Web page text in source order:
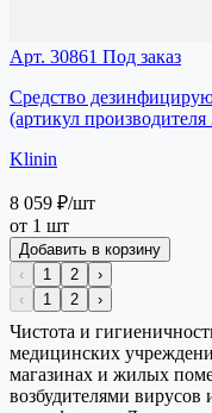
Арт. 30861 Под заказ
Средство
(артикул производителя
Klinin
8 059 ₽/шт
от 1 шт
Добавить в корзину
‹
1 2
›
‹
1 2 ›
Чистота и
медицинских
магазинах и жилых
возбудителями вирусов